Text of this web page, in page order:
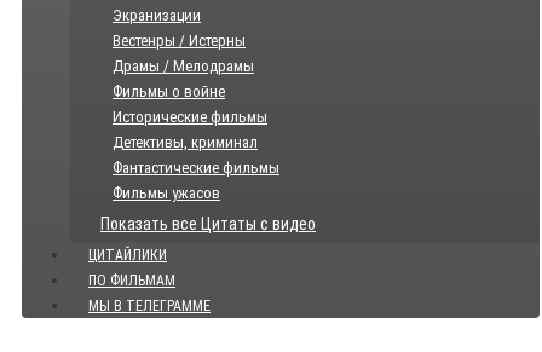
Экранизации
Вестенры / Истерны
Драмы / Мелодрамы
Фильмы о войне
Исторические фильмы
Детективы, криминал
Фантастические фильмы
Фильмы ужасов
Показать все Цитаты с видео
ЦИТАЙЛИКИ
ПО ФИЛЬМАМ
МЫ В ТЕЛЕГРАММЕ